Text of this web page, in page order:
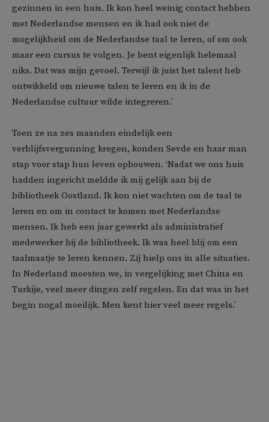
gezinnen in een huis. Ik kon heel weinig contact hebben
met Nederlandse mensen en ik had ook niet de
mogelijkheid om de Nederlandse taal te leren, of om ook
maar een cursus te volgen. Je bent eigenlijk helemaal
niks. Dat was mijn gevoel. Terwijl ik juist het talent heb
ontwikkeld om nieuwe talen te leren en ik in de
Nederlandse cultuur wilde integreren.’
Toen ze na zes maanden eindelijk een
verblijfsvergunning kregen, konden Sevde en haar man
stap voor stap hun leven opbouwen. ‘Nadat we ons huis
hadden ingericht meldde ik mij gelijk aan bij de
bibliotheek Oostland. Ik kon niet wachten om de taal te
leren en om in contact te komen met Nederlandse
mensen. Ik heb een jaar gewerkt als administratief
medewerker bij de bibliotheek. Ik was heel blij om een
taalmaatje te leren kennen. Zij hielp ons in alle situaties.
In Nederland moesten we, in vergelijking met China en
Turkije, veel meer dingen zelf regelen. En dat was in het
begin nogal moeilijk. Men kent hier veel meer regels.’